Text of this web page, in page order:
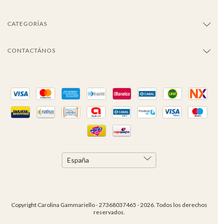
CATEGORÍAS
CONTACTÁNOS
Copyright Carolina Gammariello - 27368037465 - 2026. Todos los derechos
reservados.